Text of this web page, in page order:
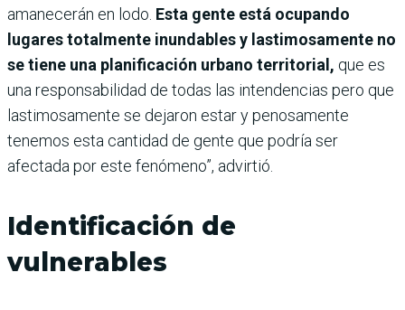
amanecerán en lodo. Esta gente está ocupando
lugares totalmente inundables y lastimosamente no
se tiene una planificación urbano territorial, que es
una responsabilidad de todas las intendencias pero que
lastimosamente se dejaron estar y penosamente
tenemos esta cantidad de gente que podría ser
afectada por este fenómeno”, advirtió.
Identificación de
vulnerables